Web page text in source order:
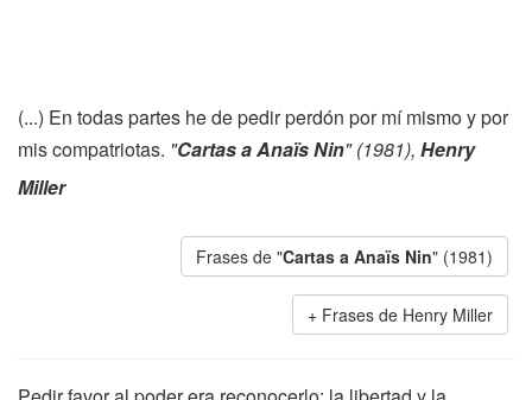
(...) En todas partes he de pedir perdón por mí mismo y por
mis compatriotas. "Cartas a Anaïs Nin" (1981), Henry
Miller
Frases de "Cartas a Anaïs Nin" (1981)
Frases de Henry Miller